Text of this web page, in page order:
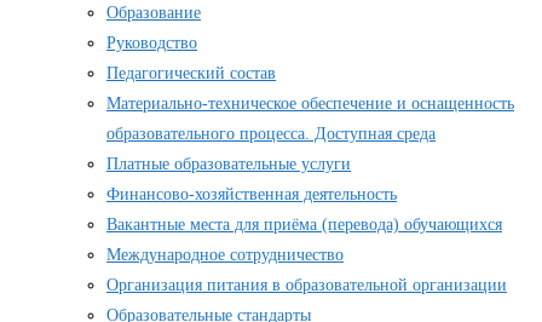
Образование
Руководство
Педагогический состав
Материально-техническое обеспечение и оснащенность
образовательного процесса. Доступная среда
Платные образовательные услуги
Финансово-хозяйственная деятельность
Вакантные места для приёма (перевода) обучающихся
Международное сотрудничество
Организация питания в образовательной организации
Образовательные стандарты